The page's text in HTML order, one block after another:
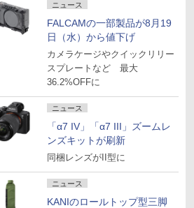
ニュース
FALCAMの一部製品が8月19
日（水）から値下げ
カメラケージやクイックリリー
スプレートなど 最大
36.2%OFFに
ニュース
「α7 IV」「α7 III」ズームレ
ンズキットが刷新
同梱レンズがII型に
ニュース
KANIのロールトップ型三脚